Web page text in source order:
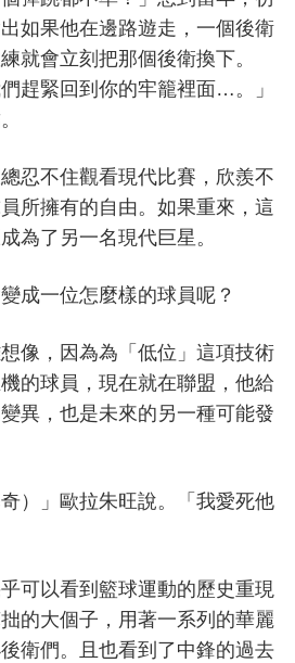
如果他在邊路遊走，一個後衛
就會立刻把那個後衛換下。
趕緊回到你的牢籠裡面…。」
忍不住觀看現代比賽，欣羨不
所擁有的自由。如果重來，這
為了另一名現代巨星。
成一位怎麼樣的球員呢？
像，因為為「低位」這項技術
的球員，現在就在聯盟，他給
異，也是未來的另一種可能發
奇）」歐拉朱旺說。「我愛死他
可以看到籃球運動的歷史重現
的大個子，用著一系列的華麗
衛們。且也看到了中鋒的過去